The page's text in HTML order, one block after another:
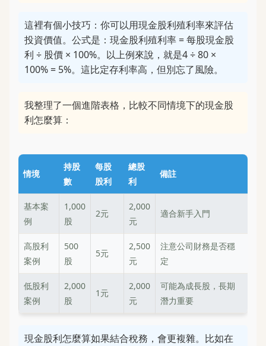
這裡有個小技巧：你可以用現金股利殖利率來評估
投資價值。公式是：現金股利殖利率 = 每股現金股
利 ÷ 股價 × 100%。以上例來說，就是4 ÷ 80 ×
100% = 5%。這比定存利率高，但別忘了風險。
我整理了一個進階表格，比較不同情境下的現金股
利怎麼算：
情境
持股
數
每股
股利
總股
利
備註
基本案
例
1,000
股
2元
2,000
元
適合新手入門
高股利
案例
500
股
5元
2,500
元
注意公司財務是否穩
定
低股利
案例
2,000
股
1元
2,000
元
可能為成長股，長期
潛力重要
現金股利怎麼算如果結合稅務，會更複雜。比如在